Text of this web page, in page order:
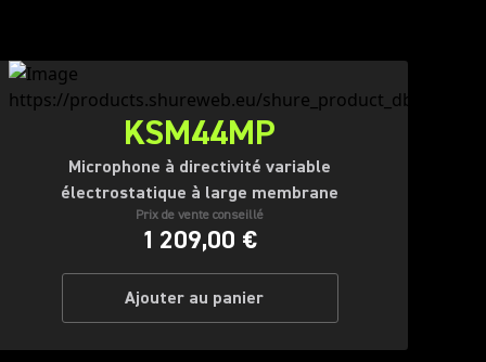
KSM44MP
Microphone à directivité variable
électrostatique à large membrane
Prix de vente conseillé
1 209,00 €
Ajouter au panier